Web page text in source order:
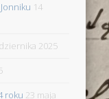
14
2025
roku 23 maja